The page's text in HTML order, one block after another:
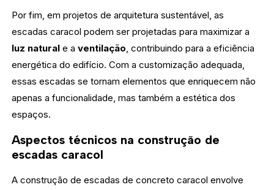
Por fim, em projetos de arquitetura sustentável, as
escadas caracol podem ser projetadas para maximizar a
luz natural e aventilação, contribuindo para a eficiência
energética do edifício. Com a customização adequada,
essas escadas se tornam elementos que enriquecem não
apenas a funcionalidade, mas também a estética dos
espaços.
Aspectos técnicos na construção de
escadas caracol
A construção de escadas de concreto caracol envolve